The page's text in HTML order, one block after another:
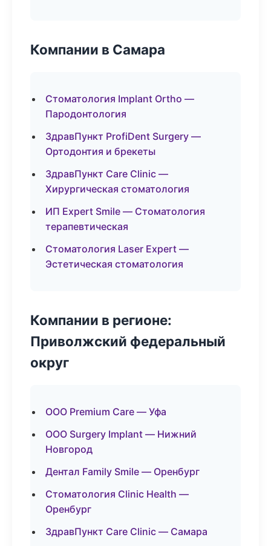
Компании в Самара
Стоматология Implant Ortho —
Пародонтология
ЗдравПункт ProfiDent Surgery —
Ортодонтия и брекеты
ЗдравПункт Care Clinic —
Хирургическая стоматология
ИП Expert Smile — Стоматология
терапевтическая
Стоматология Laser Expert —
Эстетическая стоматология
Компании в регионе:
Приволжский федеральный
округ
ООО Premium Care — Уфа
ООО Surgery Implant — Нижний
Новгород
Дентал Family Smile — Оренбург
Стоматология Clinic Health —
Оренбург
ЗдравПункт Care Clinic — Самара